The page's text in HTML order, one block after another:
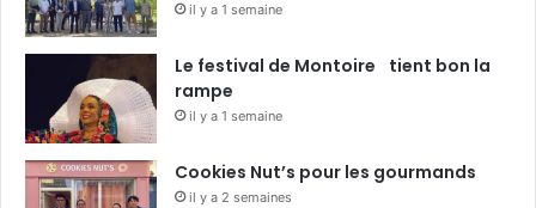
il y a 1 semaine
Le festival de Montoire tient bon la
rampe
il y a 1 semaine
Cookies Nut’s pour les gourmands
il y a 2 semaines